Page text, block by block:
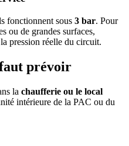
fonctionnent sous 3 bar. Pour
ou de grandes surfaces,
pression réelle du circuit.
prévoir
la chaufferie ou le local
intérieure de la PAC ou du